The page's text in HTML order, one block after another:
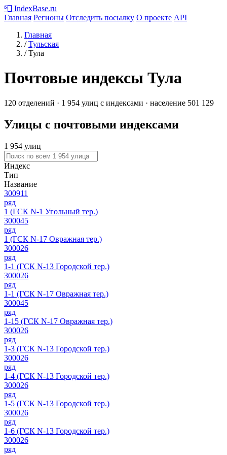
📮 IndexBase.ru
Главная Регионы Отследить посылку О проекте API
Главная
/ Тульская
/ Тула
Почтовые индексы Тула
120 отделений · 1 954 улиц с индексами · население 501 129
Улицы с почтовыми индексами
1 954 улиц
Индекс
Тип
Название
300911
ряд
1 (ГСК N-1 Угольный тер.)
300045
ряд
1 (ГСК N-17 Овражная тер.)
300026
ряд
1-1 (ГСК N-13 Городской тер.)
300026
ряд
1-1 (ГСК N-17 Овражная тер.)
300045
ряд
1-15 (ГСК N-17 Овражная тер.)
300026
ряд
1-3 (ГСК N-13 Городской тер.)
300026
ряд
1-4 (ГСК N-13 Городской тер.)
300026
ряд
1-5 (ГСК N-13 Городской тер.)
300026
ряд
1-6 (ГСК N-13 Городской тер.)
300026
ряд